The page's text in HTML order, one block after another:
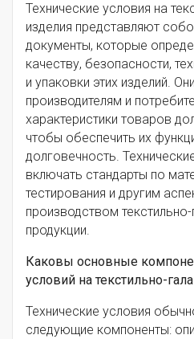
Технические условия на
изделия представляют
документы, которые
качеству, безопасности,
и упаковки этих изделий.
производителям и
характеристики товаров
чтобы обеспечить их
долговечность.
включать стандарты по
тестирования и другим
производством текстильно-
продукции.
Каковы основные
условий на текстильно-
Технические условия
следующие компоненты: